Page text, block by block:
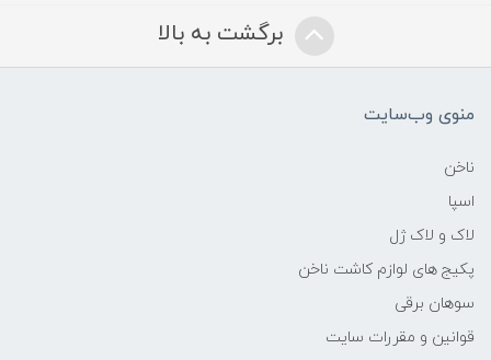
برگشت به بالا
منوی وب‌سایت
ناخن
اسپا
لاک و لاک ژل
پکیج های لوازم کاشت ناخن
سوهان برقی
قوانین و مقررات سایت